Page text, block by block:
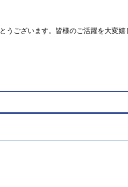
ございます。皆様のご活躍を大変